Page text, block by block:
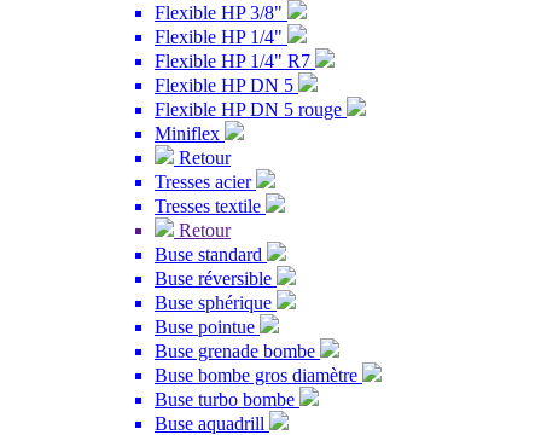
Flexible HP 3/8"
Flexible HP 1/4"
Flexible HP 1/4" R7
Flexible HP DN 5
Flexible HP DN 5 rouge
Miniflex
Retour
Tresses acier
Tresses textile
Retour
Buse standard
Buse réversible
Buse sphérique
Buse pointue
Buse grenade bombe
Buse bombe gros diamètre
Buse turbo bombe
Buse aquadrill